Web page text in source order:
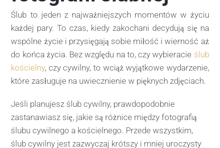
Ślub to jeden z najważniejszych momentów w życiu
każdej pary. To czas, kiedy zakochani decydują się na
wspólne życie i przysięgają sobie miłość i wierność aż
do końca życia. Bez względu na to, czy wybieracie ślub
kościelny, czy cywilny, to wciąż wyjątkowe wydarzenie,
które zasługuje na uwiecznienie w pięknych zdjęciach.
Jeśli planujesz ślub cywilny, prawdopodobnie
zastanawiasz się, jakie są różnice między fotografią
ślubu cywilnego a kościelnego. Przede wszystkim,
ślub cywilny jest zazwyczaj krótszy i mniej uroczysty